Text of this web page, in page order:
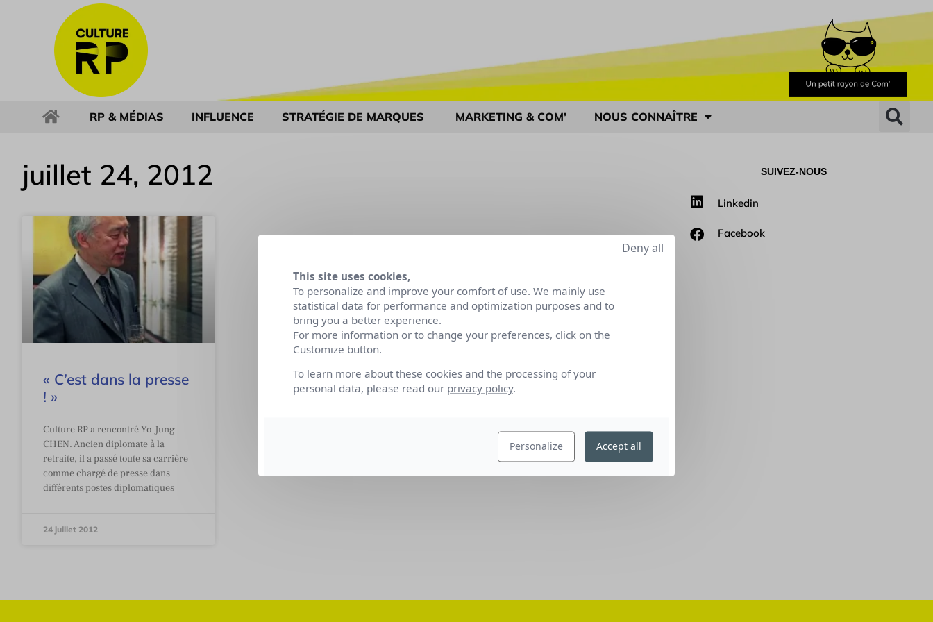
RP & MÉDIAS INFLUENCE STRATÉGIE DE MARQUES MARKETING & COM’ NOUS CONNAÎTRE
juillet 24, 2012
« C’est dans la presse
! »
Culture RP a rencontré Yo-Jung
CHEN. Ancien diplomate à la
retraite, il a passé toute sa carrière
comme chargé de presse dans
différents postes diplomatiques
24 juillet 2012
SUIVEZ-NOUS
Linkedin
Facebook
This site uses cookies,
To personalize and improve your comfort of use. We mainly use
statistical data for performance and optimization purposes and to
bring you a better experience.
For more information or to change your preferences, click on the
Customize button.
To learn more about these cookies and the processing of your
personal data, please read our privacy policy.
Personalize
Deny all
Accept all